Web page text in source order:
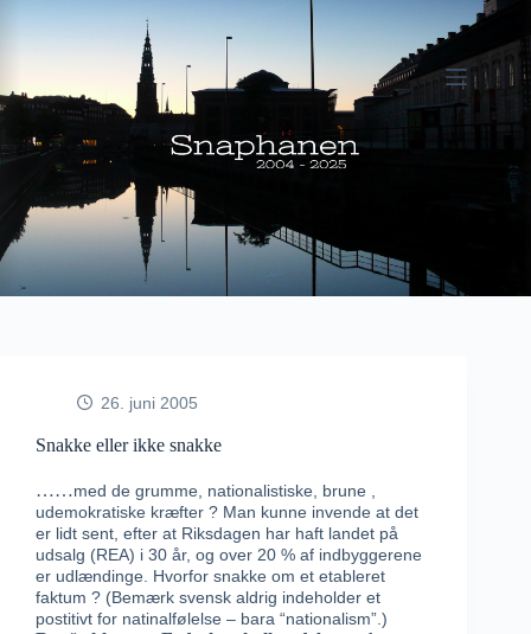
26. juni 2005
Snakke eller ikke snakke
……med de grumme, nationalistiske, brune ,
udemokratiske kræfter ? Man kunne invende at det
er lidt sent, efter at Riksdagen har haft landet på
udsalg (REA) i 30 år, og over 20 % af indbyggerene
er udlændinge. Hvorfor snakke om et etableret
faktum ? (Bemærk svensk aldrig indeholder et
postitivt for natinalfølelse – bara “nationalism”.)